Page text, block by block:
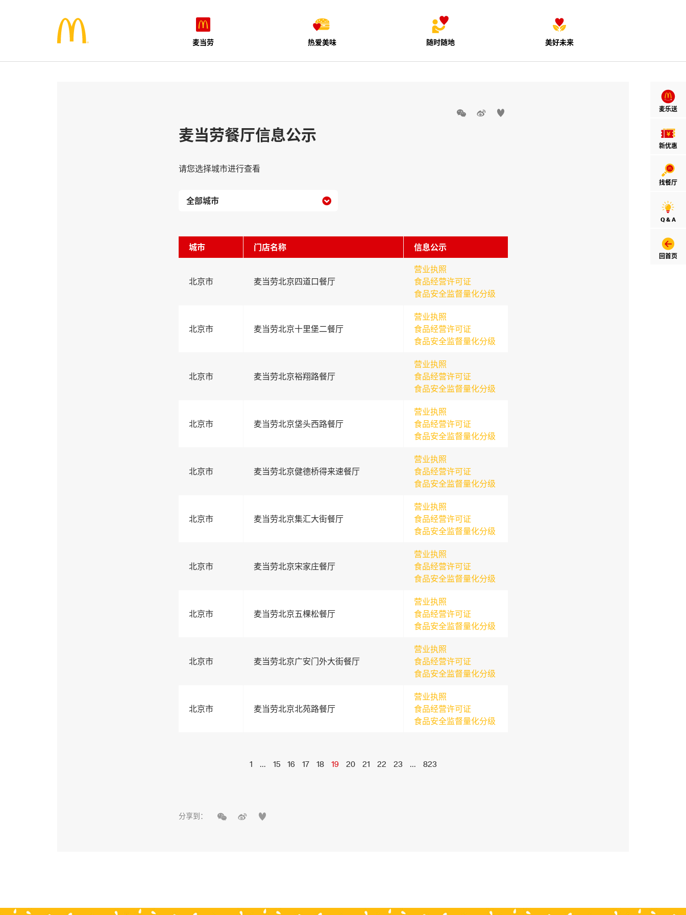
麦当劳 热爱美味 随时随地 美好未来
麦乐送
新优惠
找餐厅
Q & A
回首页
  
麦当劳餐厅信息公示
请您选择城市进行查看

城市 门店名称 信息公示
北京市 麦当劳北京四道口餐厅
营业执照
食品经营许可证
食品安全监督量化分级
北京市 麦当劳北京十里堡二餐厅
营业执照
食品经营许可证
食品安全监督量化分级
北京市 麦当劳北京裕翔路餐厅
营业执照
食品经营许可证
食品安全监督量化分级
北京市 麦当劳北京垡头西路餐厅
营业执照
食品经营许可证
食品安全监督量化分级
北京市 麦当劳北京健德桥得来速餐厅
营业执照
食品经营许可证
食品安全监督量化分级
北京市 麦当劳北京集汇大街餐厅
营业执照
食品经营许可证
食品安全监督量化分级
北京市 麦当劳北京宋家庄餐厅
营业执照
食品经营许可证
食品安全监督量化分级
北京市 麦当劳北京五棵松餐厅
营业执照
食品经营许可证
食品安全监督量化分级
北京市 麦当劳北京广安门外大街餐厅
营业执照
食品经营许可证
食品安全监督量化分级
北京市 麦当劳北京北苑路餐厅
营业执照
食品经营许可证
食品安全监督量化分级
1 ... 15 16 17 18 19 20 21 22 23 ... 823
分享到：   